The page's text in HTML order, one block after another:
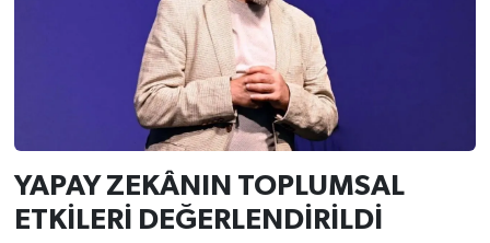
YAPAY ZEKÂNIN TOPLUMSAL
ETKİLERİ DEĞERLENDİRİLDİ